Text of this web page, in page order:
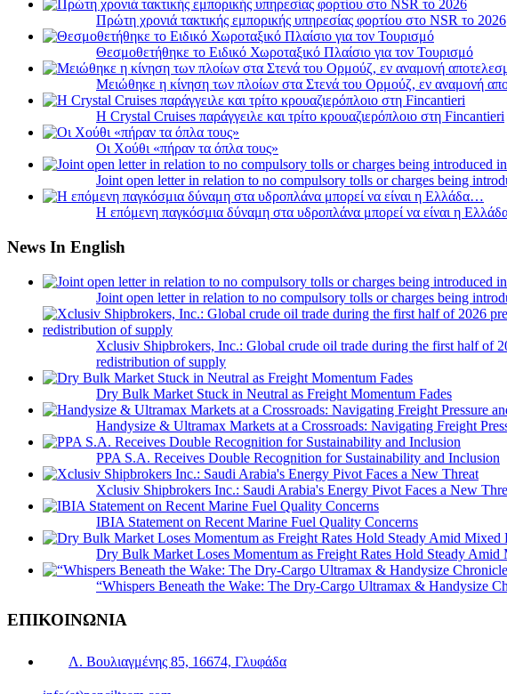
Πρώτη χρονιά τακτικής εμπορικής υπηρεσίας φορτίου στο NSR το 2026
Θεσμοθετήθηκε το Ειδικό Χωροταξικό Πλαίσιο για τον Τουρισμό
Μειώθηκε η κίνηση των πλοίων στα Στενά του Ορμούζ, εν αναμονή
Η Crystal Cruises παράγγειλε και τρίτο κρουαζιερόπλοιο στη Fincantieri
Οι Χούθι «πήραν τα όπλα τους»
Joint open letter in relation to no compulsory tolls or charges being
Η επόμενη παγκόσμια δύναμη στα υδροπλάνα μπορεί να είναι η
News In English
Joint open letter in relation to no compulsory tolls or charges being
Xclusiv Shipbrokers, Inc.: Global crude oil trade during the first half of
redistribution of supply
Dry Bulk Market Stuck in Neutral as Freight Momentum Fades
Handysize & Ultramax Markets at a Crossroads: Navigating Freight
PPA S.A. Receives Double Recognition for Sustainability and Inclusion
Xclusiv Shipbrokers Inc.: Saudi Arabia's Energy Pivot Faces a New
IBIA Statement on Recent Marine Fuel Quality Concerns
Dry Bulk Market Loses Momentum as Freight Rates Hold Steady Amid
“Whispers Beneath the Wake: The Dry‑Cargo Ultramax & Handysize
ΕΠΙΚΟΙΝΩΝΙΑ
Λ. Βουλιαγμένης 85, 16674, Γλυφάδα